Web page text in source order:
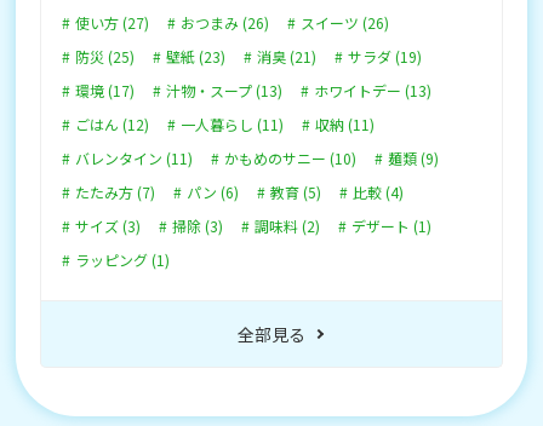
使い方 (27)
おつまみ (26)
スイーツ (26)
防災 (25)
壁紙 (23) 消臭 (21)
サラダ (19)
環境 (17)
汁物・スープ (13)
ホワイトデー (13)
ごはん (12)
一人暮らし (11)
収納 (11)
バレンタイン (11)
かもめのサニー (10)
麺類 (9)
たたみ方 (7)
パン (6) 教育 (5)
比較 (4)
サイズ (3)
掃除 (3) 調味料 (2)
デザート (1)
ラッピング (1)
全部見る